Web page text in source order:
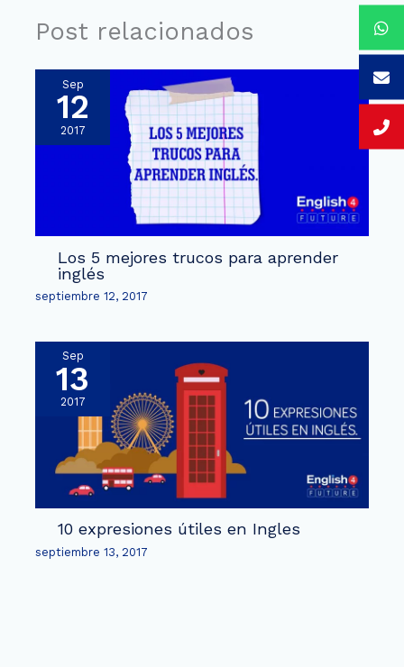
Post relacionados
Sep
12
2017
Los 5 mejores trucos para aprender
inglés
septiembre 12, 2017
Sep
13
2017
10 expresiones útiles en Ingles
septiembre 13, 2017